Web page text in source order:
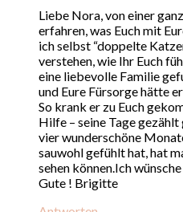
Liebe Nora, von einer
erfahren, was Euch mit
ich selbst “doppelte
verstehen, wie Ihr Euch
eine liebevolle Familie
und Eure Fürsorge hätte
So krank er zu Euch
Hilfe – seine Tage
vier wunderschöne
sauwohl gefühlt hat, hat
sehen können.Ich
Gute ! Brigitte